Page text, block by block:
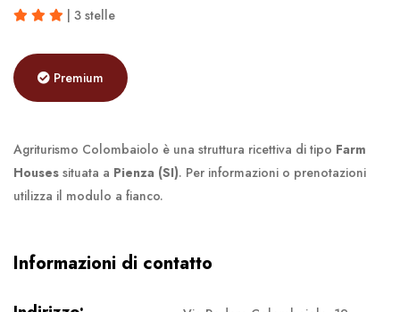
| 3 stelle
Premium
Agriturismo Colombaiolo è una struttura ricettiva di tipo Farm
Houses situata a Pienza (SI). Per informazioni o prenotazioni
utilizza il modulo a fianco.
Informazioni di contatto